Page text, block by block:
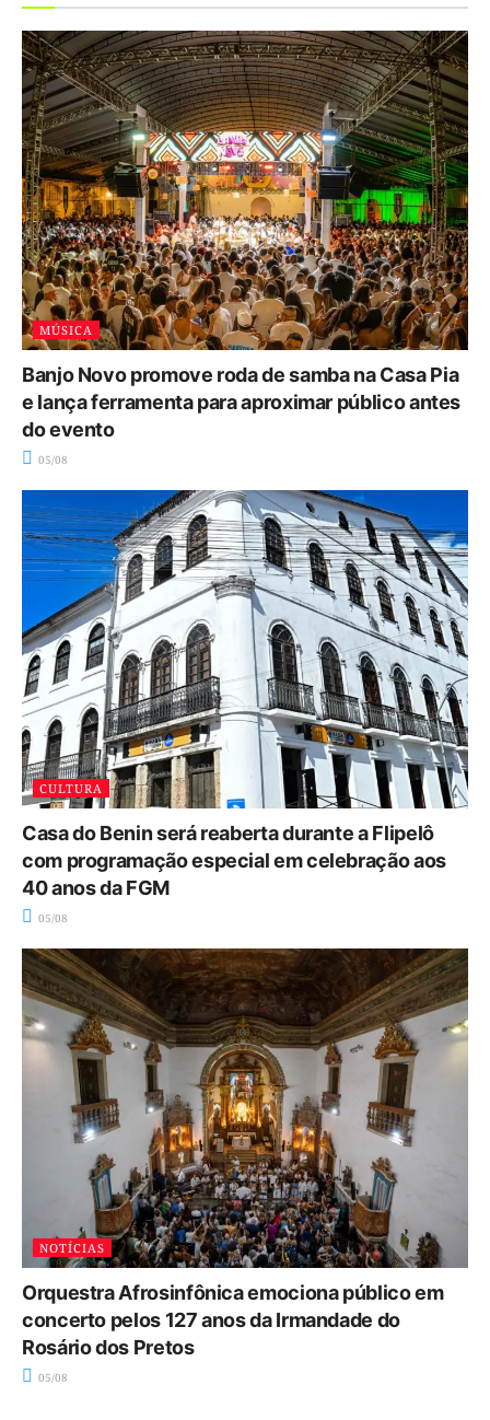
MÚSICA
Banjo Novo promove roda de samba na Casa Pia
e lança ferramenta para aproximar público antes
do evento
05/08
CULTURA
Casa do Benin será reaberta durante a Flipelô
com programação especial em celebração aos
40 anos da FGM
05/08
NOTÍCIAS
Orquestra Afrosinfônica emociona público em
concerto pelos 127 anos da Irmandade do
Rosário dos Pretos
05/08